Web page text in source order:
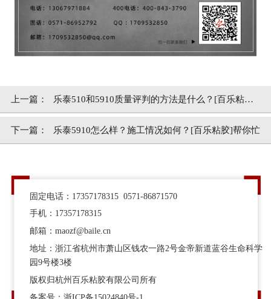
上一篇： 乐泰510和5910质量评判的方法是什么？[百乐粘胶]
原装真品
下一篇： 乐泰5910怎么样？施工情况如何？[百乐粘胶]帮你忙
固定电话：17357178315 0571-86871570
手机：17357178315
邮箱：maozf@baile.cn
地址：浙江省杭州市萧山区钱农一路2号金帝新道蓝谷生命科学
园9号楼3楼
版权归杭州百乐粘胶有限公司所有